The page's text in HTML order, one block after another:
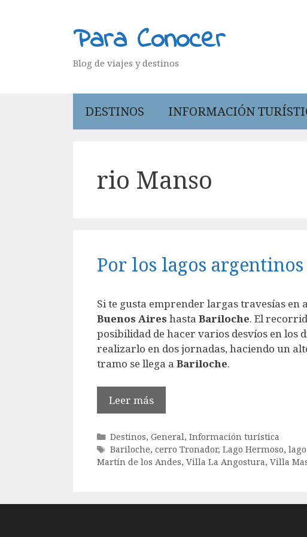
Para Conocer
Blog de viajes y destinos
DESTINOS INFORMACIÓN
rio Manso
Por los lagos
Si te gusta emprender largas travesías en
Buenos Aires hasta Bariloche. El
posibilidad de hacer varios desvíos en los
realizarlo en dos jornadas, haciendo un
tramo se llega a Bariloche.
Leer más
Categorías
Destinos, General, Información turística
Etiquetas
Bariloche, cerro Tronador, Lago Hermoso,
Martín de los Andes, Villa La Angostura, Villa